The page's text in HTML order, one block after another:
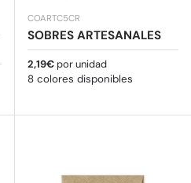
COARTC5CR
SOBRES ARTESANALES
Precio normal
2,19€ por unidad
8 colores disponibles